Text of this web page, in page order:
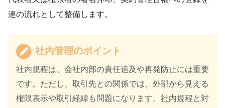
連の流れとして整備します。
社内管理のポイント
社内規程は、会社内部の責任追及や再発防止には重要
です。ただし、取引先との関係では、外部から見える
権限表示や取引経緯も問題になります。社内規程と対